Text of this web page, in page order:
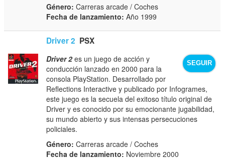
Género: Carreras arcade / Coches
Fecha de lanzamiento: Año 1999
Driver 2 PSX
SEGUIR
Driver 2es un juego de acción y
conducción lanzado en 2000 para la
consola PlayStation. Desarrollado por
Reflections Interactive y publicado por Infogrames,
este juego es la secuela del exitoso título original de
Driver y es conocido por su emocionante jugabilidad,
su mundo abierto y sus intensas persecuciones
policiales.
Género: Carreras arcade / Coches
Fecha de lanzamiento: Noviembre 2000